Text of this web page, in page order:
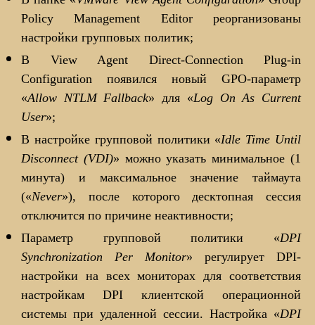
Policy Management Editor реорганизованы
настройки групповых политик;
В View Agent Direct-Connection Plug-in
Configuration появился новый GPO-параметр
«Allow NTLM Fallback» для «Log On As Current
User»;
В настройке групповой политики «Idle Time Until
Disconnect (VDI)» можно указать минимальное (1
минута) и максимальное значение таймаута
(«Never»), после которого десктопная сессия
отключится по причине неактивности;
Параметр групповой политики «DPI
Synchronization Per Monitor» регулирует DPI-
настройки на всех мониторах для соответствия
настройкам DPI клиентской операционной
системы при удаленной сессии. Настройка «DPI